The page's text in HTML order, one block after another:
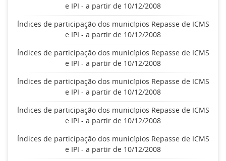
e IPI - a partir de 10/12/2008
Índices de participação dos municípios Repasse de ICMS
e IPI - a partir de 10/12/2008
Índices de participação dos municípios Repasse de ICMS
e IPI - a partir de 10/12/2008
Índices de participação dos municípios Repasse de ICMS
e IPI - a partir de 10/12/2008
Índices de participação dos municípios Repasse de ICMS
e IPI - a partir de 10/12/2008
Índices de participação dos municípios Repasse de ICMS
e IPI - a partir de 10/12/2008